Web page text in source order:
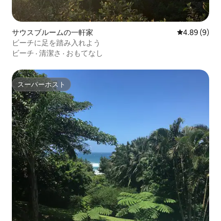
サウスブルームの一軒家 レビュー9件
4.89 (9)
ビーチに足を踏み入れよう
ビーチ · 清潔さ · おもてなし
スーパーホスト
スーパーホスト